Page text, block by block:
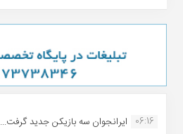
06:16 ایرانجوان سه بازیکن جدید گرفت...